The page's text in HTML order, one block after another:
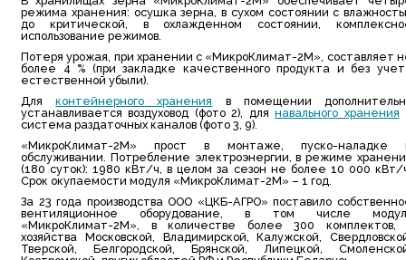
режима хранения: осушка зерна, в сухом состоянии с
до критической, в охлажденном состоянии,
использование режимов.
Потеря урожая, при хранении с «МикроКлимат-2М», составляет
более 4 % (при закладке качественного продукта и без
естественной убыли).
Дляконтейнерного хранения в помещении
устанавливается воздуховод (фото 2), длянавального хранения
система раздаточных каналов (фото 3, 9).
«МикроКлимат-2М» прост в монтаже, пуско-наладке
обслуживании. Потребление электроэнергии, в режиме
(180 суток): 1980 кВт/ч, в целом за сезон не более 10 000 кВт/
Cрок окупаемости модуля «МикроКлимат-2М» – 1 год.
За 23 года производства ООО «ЦКБ-АГРО» поставило
вентиляционное оборудование, в том числе
«МикроКлимат-2М», в количестве более 300 комплектов,
хозяйства Московской, Владимирской, Калужской,
Тверской, Белгородской, Брянской, Липецкой,